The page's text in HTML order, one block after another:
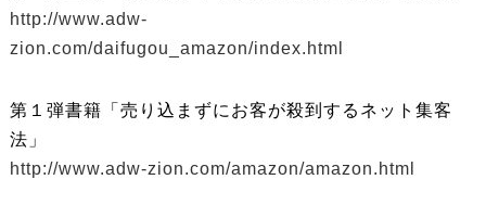
http://www.adw-
zion.com/daifugou_amazon/index.html
第１弾書籍「売り込まずにお客が殺到するネット集客
法」
http://www.adw-zion.com/amazon/amazon.html